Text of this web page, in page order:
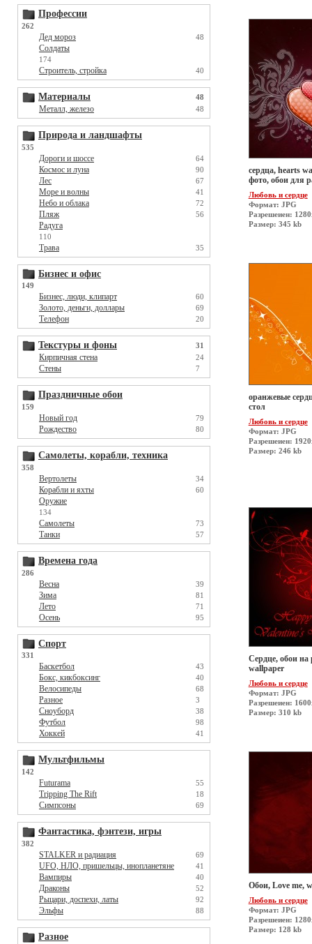
Профессии
262
Дед мороз 48
Солдаты
174
Строитель, стройка 40
Материалы 48
Металл, железо 48
Природа и ландшафты
535
Дороги и шоссе 64
Космос и луна 90
Лес 67
Море и волны 41
Небо и облака 72
Пляж 56
Радуга
110
Трава 35
Бизнес и офис
149
Бизнес, люди, клипарт 60
Золото, деньги, доллары 69
Телефон 20
Текстуры и фоны 31
Кирпичная стена 24
Стены 7
Праздничные обои
159
Новый год 79
Рождество 80
Самолеты, корабли, техника
358
Вертолеты 34
Корабли и яхты 60
Оружие
134
Самолеты 73
Танки 57
Времена года
286
Весна 39
Зима 81
Лето 71
Осень 95
Спорт
331
Баскетбол 43
Бокс, кикбоксинг 40
Велосипеды 68
Разное 3
Сноуборд 38
Футбол 98
Хоккей 41
Мультфильмы
142
Futurama 55
Tripping The Rift 18
Симпсоны 69
Фантастика, фэнтези, игры
382
STALKER и радиация 69
UFO, НЛО, пришельцы, инопланетяне 41
Вампиры 40
Драконы 52
Рыцари, доспехи, латы 92
Эльфы 88
Разное
сердца, hearts
фото, обои для
Любовь и сердце
Формат: JPG
Разрешеиен:
Размер: 345 kb
оранжевые
стол
Любовь и сердце
Формат: JPG
Разрешеиен:
Размер: 246 kb
Сердце, обои на
wallpaper
Любовь и сердце
Формат: JPG
Разрешеиен:
Размер: 310 kb
Обои, Love me,
Любовь и сердце
Формат: JPG
Разрешеиен:
Размер: 128 kb